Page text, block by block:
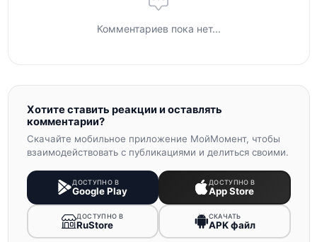
Комментариев пока нет...
Хотите ставить реакции и оставлять
комментарии?
Скачайте мобильное приложение МойМомент, чтобы
взаимодействовать с публикациями и делиться своими.
ДОСТУПНО В
Google Play
ДОСТУПНО В
App Store
ДОСТУПНО В
RuStore
СКАЧАТЬ
APK файл